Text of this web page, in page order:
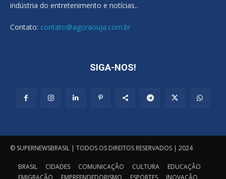
indústria do entretenimento e notícias..
Contato: contato@agoraouja.com.br
SIGA-NOS!
© SUPERNEWSBRASIL | TODOS OS DIREITOS RESERVADOS | 2024
BRASIL CIDADES COMUNICAÇÃO CULTURA
EDUCAÇÃO
EMIGRAÇÃO
EMPREENDEDORISMO ESPORTES INOVAÇÃO